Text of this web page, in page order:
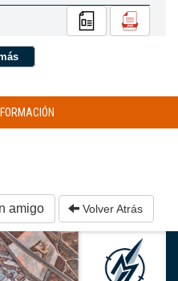
amigo Volver Atrás